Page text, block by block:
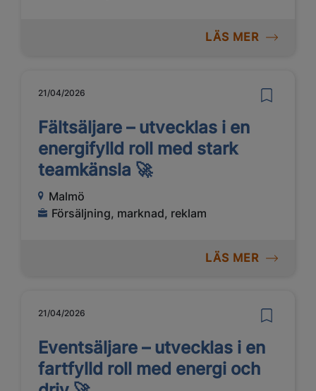
LÄS MER
21/04/2026
Fältsäljare – utvecklas i en
energifylld roll med stark
teamkänsla 🚀
Malmö
Försäljning, marknad, reklam
LÄS MER
21/04/2026
Eventsäljare – utvecklas i en
fartfylld roll med energi och